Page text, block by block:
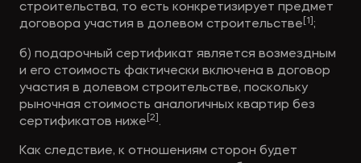
строительства, то есть конкретизирует предмет
договора участия в долевом строительстве [1] ;
б) подарочный сертификат является возмездным
и его стоимость фактически включена в договор
участия в долевом строительстве, поскольку
рыночная стоимость аналогичных квартир без
сертификатов ниже [2] .
Как следствие, к отношениям сторон будет